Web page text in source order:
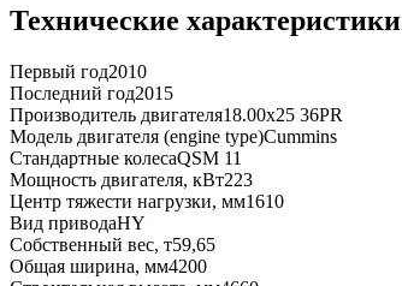
Технические характеристики
Первый год2010
Последний год2015
Производитель двигателя18.00x25 36PR
Модель двигателя (engine type)Cummins
Стандартные колесаQSM 11
Мощность двигателя, кВт223
Центр тяжести нагрузки, мм1610
Вид приводаHY
Собственный вес, т59,65
Общая ширина, мм4200